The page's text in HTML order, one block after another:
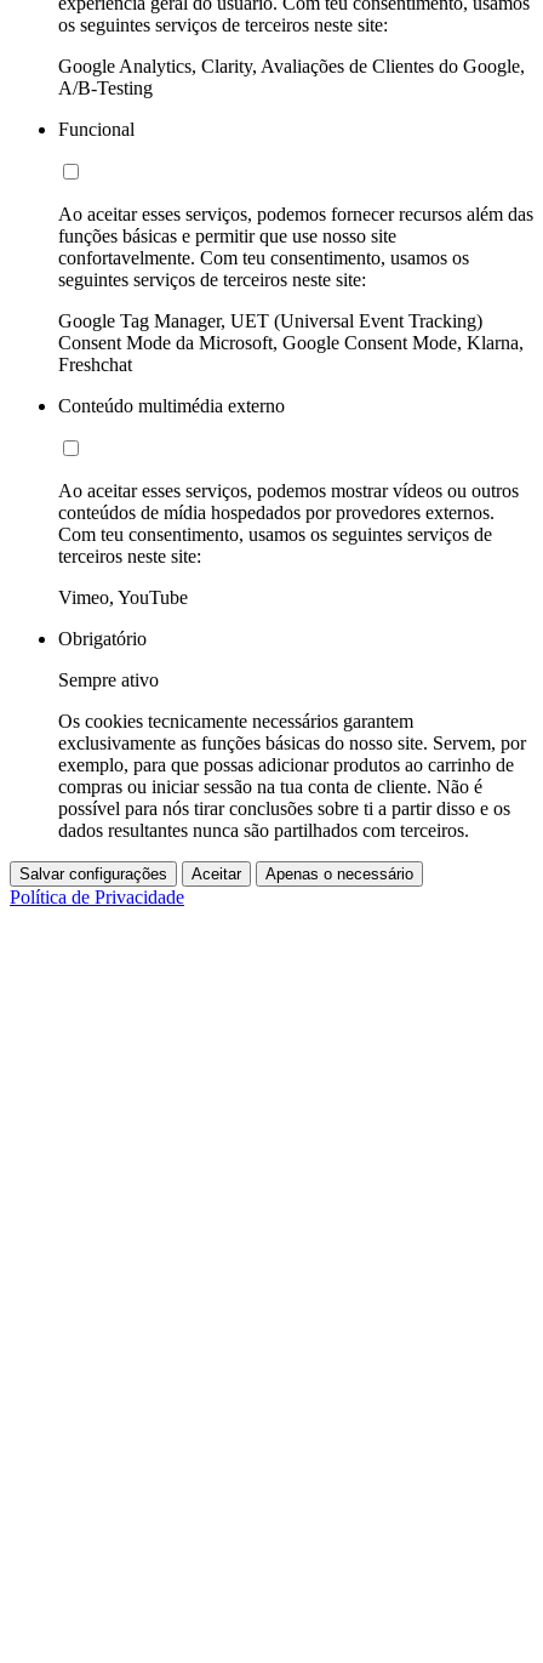
os seguintes serviços de terceiros neste site:
Google Analytics, Clarity, Avaliações de Clientes do Google,
A/B-Testing
Funcional
Ao aceitar esses serviços, podemos fornecer recursos além das
funções básicas e permitir que use nosso site
confortavelmente. Com teu consentimento, usamos os
seguintes serviços de terceiros neste site:
Google Tag Manager, UET (Universal Event Tracking)
Consent Mode da Microsoft, Google Consent Mode, Klarna,
Freshchat
Conteúdo multimédia externo
Ao aceitar esses serviços, podemos mostrar vídeos ou outros
conteúdos de mídia hospedados por provedores externos.
Com teu consentimento, usamos os seguintes serviços de
terceiros neste site:
Vimeo, YouTube
Obrigatório
Sempre ativo
Os cookies tecnicamente necessários garantem
exclusivamente as funções básicas do nosso site. Servem, por
exemplo, para que possas adicionar produtos ao carrinho de
compras ou iniciar sessão na tua conta de cliente. Não é
possível para nós tirar conclusões sobre ti a partir disso e os
dados resultantes nunca são partilhados com terceiros.
Salvar configurações Aceitar Apenas o necessário
Política de Privacidade